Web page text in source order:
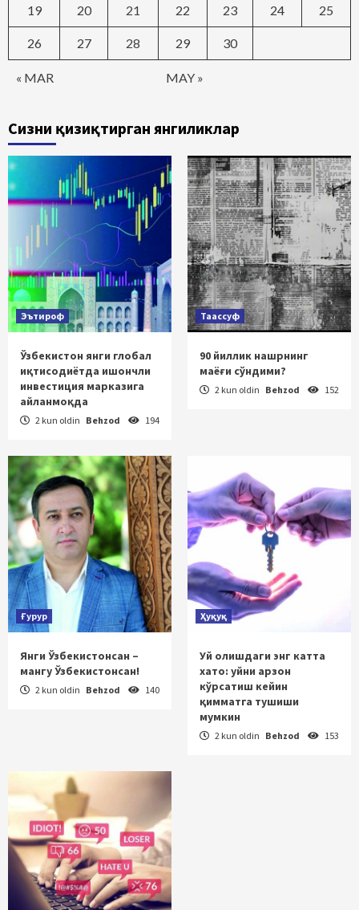
« MAR MAY »
19 20 21 22 23 24 25
26 27 28 29 30
Сизни қизиқтирган янгиликлар
Эътироф
Ўзбекистон янги глобал
иқтисодиётда ишончли
инвестиция марказига
айланмоқда
2 kun oldin Behzod 194
Таассуф
90 йиллик нашрнинг
маёғи сўндими?
2 kun oldin Behzod 152
Ғурур
Янги Ўзбекистонсан –
мангу Ўзбекистонсан!
2 kun oldin Behzod 140
Ҳуқуқ
Уй олишдаги энг катта
хато: уйни арзон
кўрсатиш кейин
қимматга тушиши
мумкин
2 kun oldin Behzod 153